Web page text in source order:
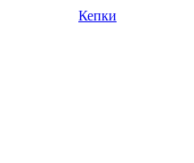
Кепки